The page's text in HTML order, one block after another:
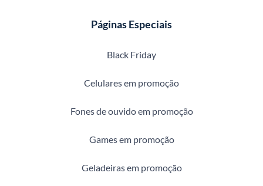
Páginas Especiais
Black Friday
Celulares em promoção
Fones de ouvido em promoção
Games em promoção
Geladeiras em promoção